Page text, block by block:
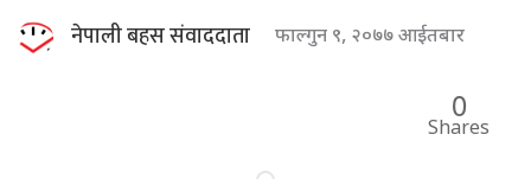
नेपाली बहस संवाददाता फाल्गुन ९, २०७७ आईतबार
0
Shares